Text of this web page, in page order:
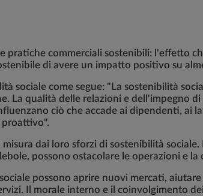
pratiche commerciali sostenibili: l'effetto
di avere un impatto positivo su
sociale come segue: "La sostenibilità
La qualità delle relazioni e dell'impegno
ciò che accade ai dipendenti, ai
proattivo".
dai loro sforzi di sostenibilità
possono ostacolare le operazioni e la
possono aprire nuovi mercati,
Il morale interno e il coinvolgimento